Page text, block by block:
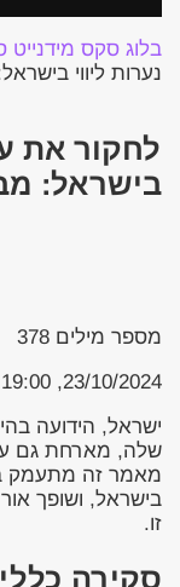
בלוג סקס מידנייט
נערות ליווי
לחקור את
בישראל:
מספר מילים 378
23/10/2024, 19:00
ישראל, הידועה
שלה, מארחת גם
מאמר זה מתעמק
בישראל, ושופך
זו.
סקירה